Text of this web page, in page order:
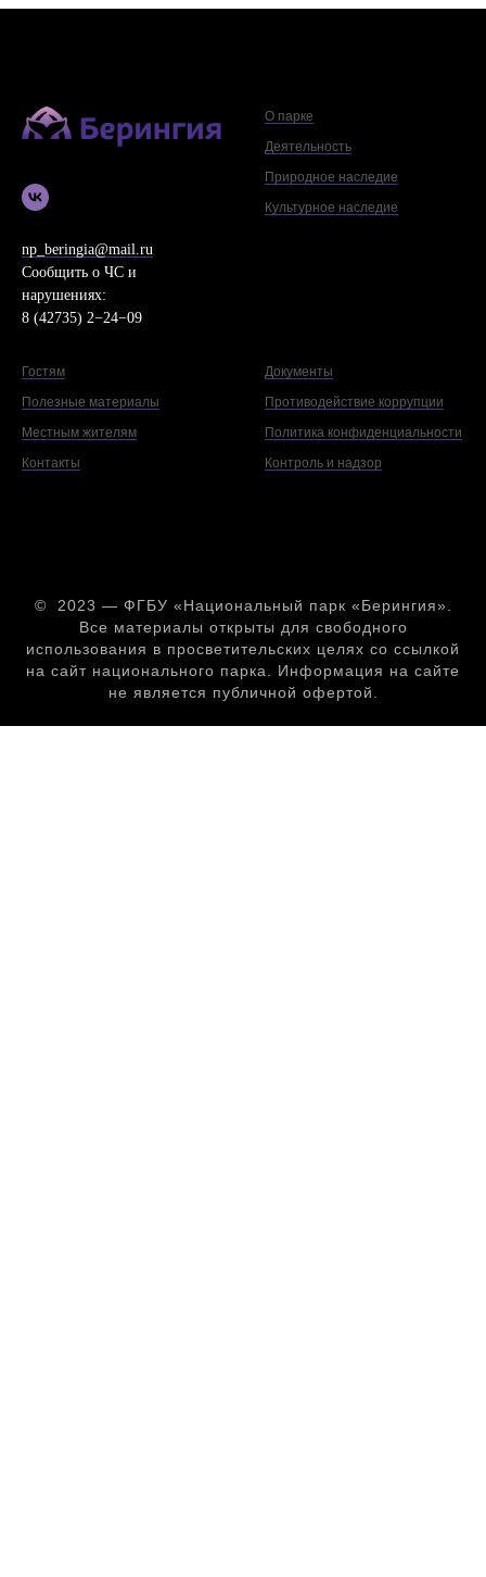
np_beringia@mail.ru
Сообщить о ЧС и
нарушениях:
8 (42735) 2−24−09
О парке
Деятельность
Природное наследие
Культурное наследие
Гостям
Полезные материалы
Местным жителям
Контакты
Документы
Противодействие коррупции
Политика конфиденциальности
Контроль и надзор
© 2023 — ФГБУ «Национальный парк «Берингия».
Все материалы открыты для свободного
использования в просветительских целях со ссылкой
на сайт национального парка. Информация на сайте
не является публичной офертой.